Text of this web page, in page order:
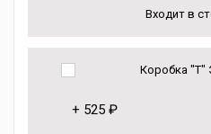
Входит в
Коробка "Т"
+ 525 ₽